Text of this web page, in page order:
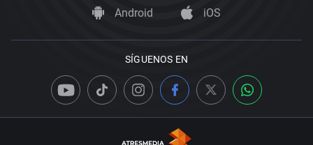
Android iOS
SÍGUENOS EN